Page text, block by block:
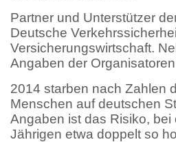
Partner und Unterstützer
Deutsche
Versicherungswirtschaft.
Angaben der
2014 starben nach Zahlen
Menschen auf deutschen
Angaben ist das Risiko,
Jährigen etwa doppelt so